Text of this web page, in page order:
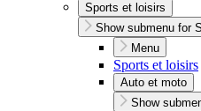
Sports et loisirs
Show submenu for
Menu
Sports et loisirs
Auto et moto
Show